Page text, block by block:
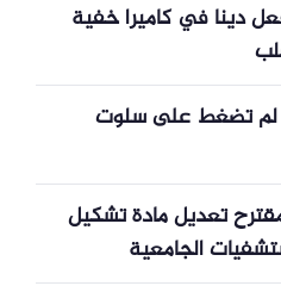
دينا في كاميرا خفية
لم تضغط على سلوت
تعديل مادة تشكيل
الجامعية